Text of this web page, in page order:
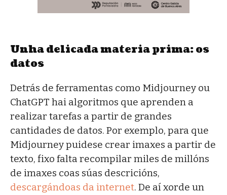
Unha delicada materia prima: os
datos
Detrás de ferramentas como Midjourney ou
ChatGPT hai algoritmos que aprenden a
realizar tarefas a partir de grandes
cantidades de datos. Por exemplo, para que
Midjourney puidese crear imaxes a partir de
texto, fixo falta recompilar miles de millóns
de imaxes coas súas descricións,
descargándoas da internet. De aí xorde un